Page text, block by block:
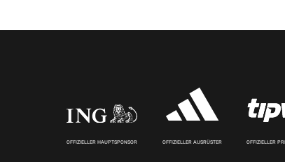
OFFIZIELLER HAUPTSPONSOR OFFIZIELLER AUSRÜSTER OFFIZIELLER